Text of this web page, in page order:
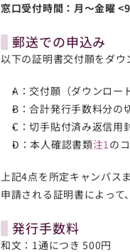
窓口受付時間：月～金曜
郵送での申込み
以下の証明書交付願をダウ
A：交付願（ダウンロー
B：合計発行手数料分の
C：切手貼付済み返信用
D：本人確認書類注1の
上記4点を所定キャンパス
申請される証明書によって
発行手数料
和文：1通につき 500円